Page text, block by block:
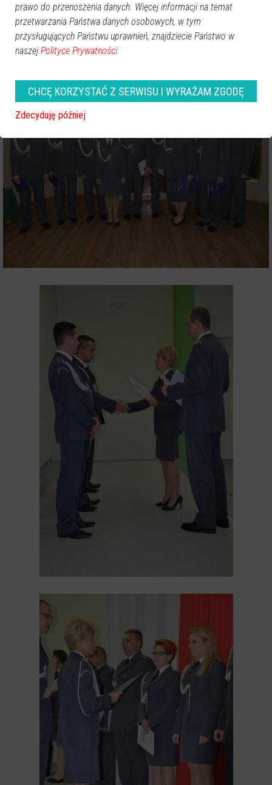
prawo do przenoszenia danych. Więcej informacji na temat
przetwarzania Państwa danych osobowych, w tym
przysługujących Państwu uprawnień, znajdziecie Państwo w
naszej Polityce Prywatności.
CHCĘ KORZYSTAĆ Z SERWISU I WYRAŻAM ZGODĘ
Zdecyduję później